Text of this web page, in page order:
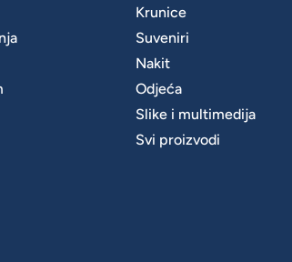
Krunice
Suveniri
Nakit
Odjeća
Slike i multimedija
Svi proizvodi